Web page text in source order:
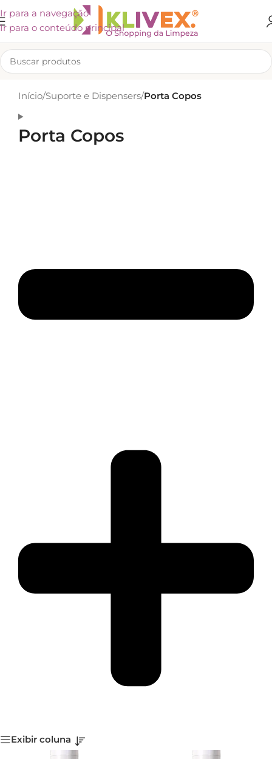
Ir para a navegação
Ir para o conteúdo principal
Início/Suporte e Dispensers/Porta Copos
Porta Copos
Exibir coluna